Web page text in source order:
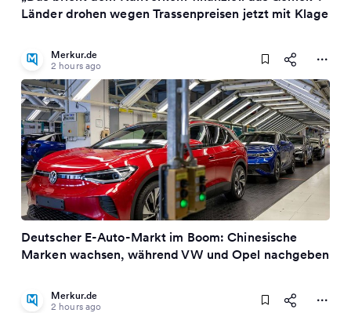
Länder drohen wegen Trassenpreisen jetzt mit Klage
Merkur.de
2 hours ago
Deutscher E-Auto-Markt im Boom: Chinesische
Marken wachsen, während VW und Opel nachgeben
Merkur.de
2 hours ago